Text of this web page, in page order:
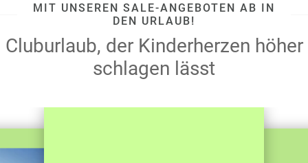
MIT UNSEREN SALE-ANGEBOTEN AB IN
DEN URLAUB!
Cluburlaub, der Kinderherzen höher
schlagen lässt